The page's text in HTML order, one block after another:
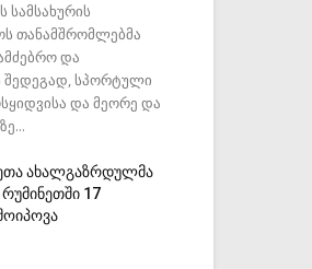
თანამშრომლებმა
და
შედეგად, სპორტული
და მეორე და
ახალგაზრდულმა
რუმინეთში 17